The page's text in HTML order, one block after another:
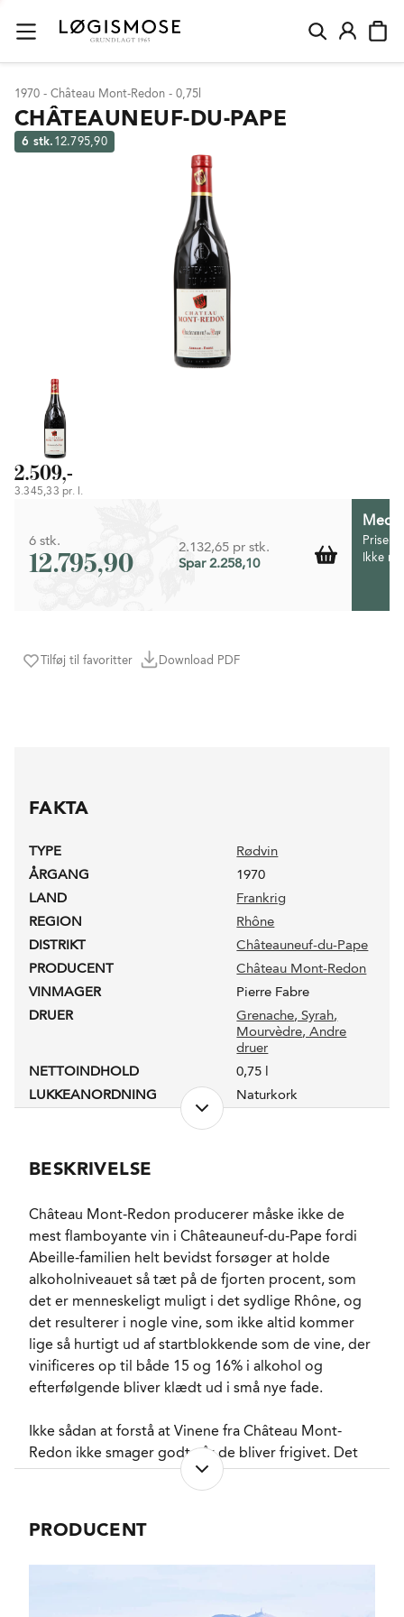
Tilføj til favoritter Download PDF
1970 - Château Mont-Redon - 0,75l
CHÂTEAUNEUF-DU-PAPE
6 stk. 12.795,90
2.509,-
3.345,33 pr. l.
6 stk.
12.795,90
2.132,65 pr stk.
Spar 2.258,10
Prisen
Ikke
FAKTA
TYPE
Rødvin
ÅRGANG
1970
LAND
Frankrig
REGION
Rhône
DISTRIKT
Châteauneuf-du-Pape
PRODUCENT
Château Mont-Redon
VINMAGER
Pierre Fabre
DRUER
Grenache, Syrah,
Mourvèdre, Andre
druer
NETTOINDHOLD
0,75 l
LUKKEANORDNING
Naturkork
RESTSUKKER
LAGRING
50% i 228 liters fade
fra Bourgogne og 50%
i ståltanke i 18
måneder.
FORVENTET HOLDBARHED
30-60 år fra høståret
forudsat opbevaret
hos Mont-Redon.
SERVERINGS-TEMPERATUR
15 - 17°C
EMBALLAGETYPE
Flaske (75 cl)
VARENR.
219074
NØGLEORD Kirsebær, Brombær,
Viol, Garrigue
KARAKTERISTIKA
BESKRIVELSE
Château Mont-Redon producerer måske ikke de
mest flamboyante vin i Châteauneuf-du-Pape fordi
Abeille-familien helt bevidst forsøger at holde
alkoholniveauet så tæt på de fjorten procent, som
det er menneskeligt muligt i det sydlige Rhône, og
det resulterer i nogle vine, som ikke altid kommer
lige så hurtigt ud af startblokkende som de vine, der
vinificeres op til både 15 og 16% i alkohol og
efterfølgende bliver klædt ud i små nye fade.
Ikke sådan at forstå at Vinene fra Château Mont-
Redon ikke smager godt når de bliver frigivet. Det
gør de, og de besidder tidligt en subtil elegance,
men i tilgift kan de - hvis de gemmes i en god
kompleksitet på tidspunkter hvor glansen for længst
PRODUCENT